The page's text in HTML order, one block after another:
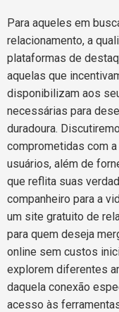
Para aqueles em
relacionamento, a
plataformas de
aquelas que
disponibilizam aos
necessárias para
duradoura.
comprometidas com
usuários, além de
que reflita suas
companheiro para a
um site gratuito de
para quem deseja
online sem custos
explorem diferentes
daquela conexão
acesso às